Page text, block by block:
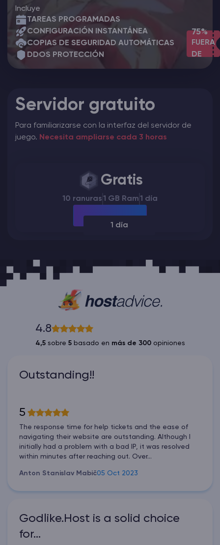
75%
FUERA
DE
Incluye
TAREAS PROGRAMADAS
CONFIGURACIÓN INSTANTÁNEA
COPIAS DE SEGURIDAD AUTOMÁTICAS
DDOS PROTECCIÓN
Servidor gratuito
Para familiarizarse con la interfaz del servidor de
juego. Necesita ampliarse cada 3 horas
Gratis
10 ranuras1 GB Ram1 día
1 día
4.8
4,5sobre 5basado en más de 300opiniones
Outstanding!!
5
The response time for help tickets and the ease of
navigating their website are outstanding. Although I
initially had a problem with a bad IP, it was resolved
within minutes after reaching out. Over...
Anton Stanislav Mabič05 Oct 2023
Godlike.Host is a solid choice
for…